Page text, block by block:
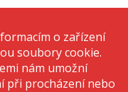
to, abychom zlepšili
reklamy. Souhlas s
údaje, jako je chování
Nesouhlas nebo
vlastnosti a funkce.